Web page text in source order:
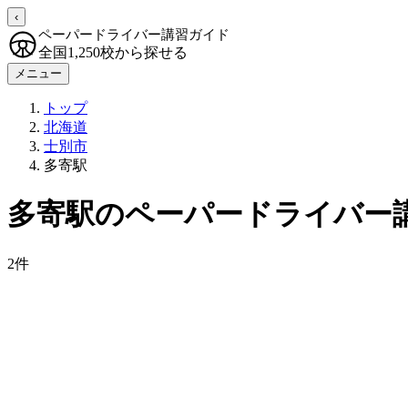
‹
ペーパードライバー講習ガイド
全国1,250校から探せる
メニュー
トップ
北海道
士別市
多寄駅
多寄駅のペーパードライバー
2件